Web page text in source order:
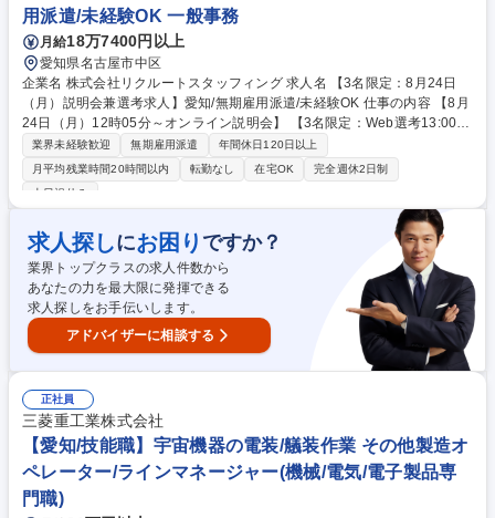
用派遣/未経験OK 一般事務
月給18万7400円以上
愛知県名古屋市中区
企業名 株式会社リクルートスタッフィング 求人名 【3名限定：8月24日
（月）説明会兼選考求人】愛知/無期雇用派遣/未経験OK 仕事の内容 【8月
24日（月）12時05分～オンライン説明会】 【3名限定：Web選考13:00
～/13:45～/18:15～】 ◎大手有名企業を中心とした取引先で働く「事務
職」の募集。 ◆就業先イメージ：名古屋市内の金融機関や大手メーカー、
総合商社等。約85％の方が大手企業または大手グループ企業でご勤務され
配属後もキャリア面談や定期研修があり、フォロー体制も手厚いです。 ◆
残業は多くても月20時間。帰りに買い物したり、舞台を見に行ったりな
ど、プライベートも充実させてメリハリをつけて働くことができます。 募
集職種 【3名限定：8月24日（月）説明会兼選考求人】愛知/無期雇用派遣/
未経験OK
業界未経験歓迎 無期雇用派遣
年間休日120日以上
月平均残業時間20時間以内
転勤なし 在宅OK
完全週休2日制
土日祝休み
求人探しにお困り ですか？
業界トップクラスの求人件数から
あなたの力を最大限に発揮できる
求人探しをお手伝いします。
アドバイザーに相談する
正社員
三菱重工業株式会社
【愛知/技能職】宇宙機器の電装/艤装作業 その他製造オ
ペレーター/ラインマネージャー(機械/電気/電子製品専
門職)